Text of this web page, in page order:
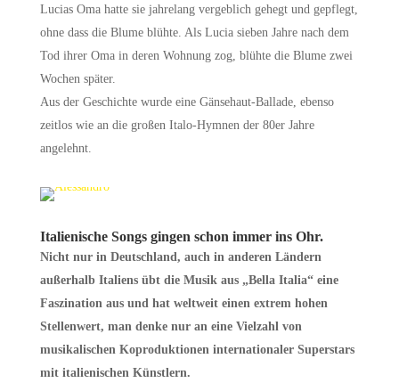
Lucias Oma hatte sie jahrelang vergeblich gehegt und gepflegt,
ohne dass die Blume blühte. Als Lucia sieben Jahre nach dem
Tod ihrer Oma in deren Wohnung zog, blühte die Blume zwei
Wochen später.
Aus der Geschichte wurde eine Gänsehaut-Ballade, ebenso
zeitlos wie an die großen Italo-Hymnen der 80er Jahre
angelehnt.
Italienische Songs gingen schon immer ins Ohr.
Nicht nur in Deutschland, auch in anderen Ländern
außerhalb Italiens übt die Musik aus „Bella Italia“ eine
Faszination aus und hat weltweit einen extrem hohen
Stellenwert, man denke nur an eine Vielzahl von
musikalischen Koproduktionen internationaler Superstars
mit italienischen Künstlern.